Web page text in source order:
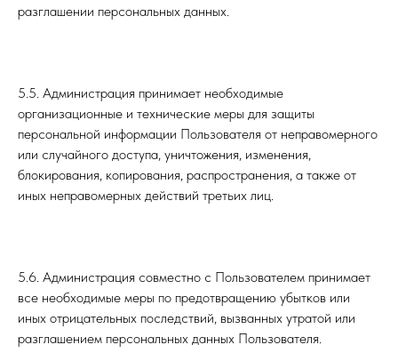
разглашении персональных данных.
5.5. Администрация принимает необходимые
организационные и технические меры для защиты
персональной информации Пользователя от неправомерного
или случайного доступа, уничтожения, изменения,
блокирования, копирования, распространения, а также от
иных неправомерных действий третьих лиц.
5.6. Администрация совместно с Пользователем принимает
все необходимые меры по предотвращению убытков или
иных отрицательных последствий, вызванных утратой или
разглашением персональных данных Пользователя.